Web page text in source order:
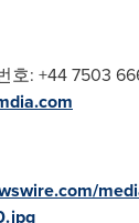
호: +44 7503